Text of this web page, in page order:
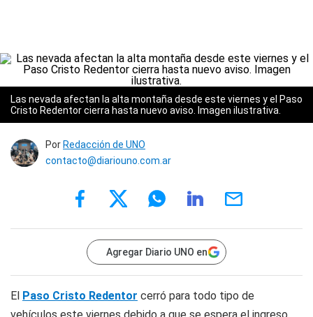
Las nevada afectan la alta montaña desde este viernes y el Paso
Cristo Redentor cierra hasta nuevo aviso. Imagen ilustrativa.
Por Redacción de UNO
contacto@diariouno.com.ar
Agregar Diario UNO en
El Paso Cristo Redentor cerró para todo tipo de